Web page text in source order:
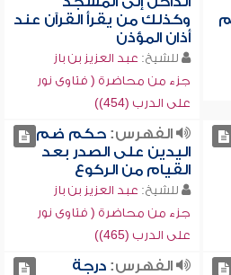
وكذلك من يقرأ القرآن عند
أذان المؤذن
للشيخ: عبد العزيز بن باز
جزء من محاضرة ( فتاوى نور
على الدرب (454))
الفهرس:حكم ضم
اليدين على الصدر بعد
القيام من الركوع
للشيخ: عبد العزيز بن باز
جزء من محاضرة ( فتاوى نور
على الدرب (465))
الفهرس:درجة